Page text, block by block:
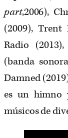
part,2006),
(2009),
Radio
(banda
Damned
es un himno
músicos de